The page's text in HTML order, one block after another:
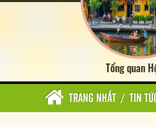
Tổng quan
TRANG NHẤT / TIN